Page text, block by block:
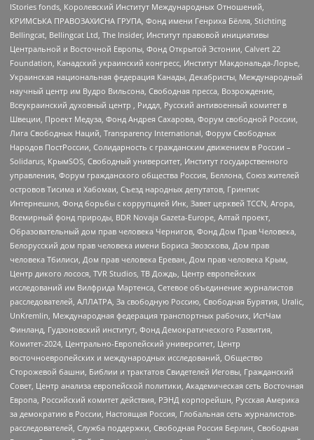
IStories fonds, Королевский Институт Международных Отношений,
КРИМСЬКА ПРАВОЗАХИСНА ГРУПА, Фонд имени Генриха Бёлля, Stichting
Bellingcat, Bellingcat Ltd, The Insider, Институт правовой инициативы
Центральной и Восточной Европы, Фонд Открытой Эстонии, Calvert 22
Foundation, Канадский украинский конгресс, Институт Макдональда-Лорье,
Украинская национальная федерация Канады, Декабристы, Международный
научный центр им Вудро Вильсона, Свободная пресса, Возрождение,
Всеукраинский духовный центр , Риддл, Русский антивоенный комитет в
Швеции, Проект Медуза, Фонд Андрея Сахарова, Форум свободной России,
Лига Свободных Наций, Transparеncy International, Форум Свободных
Народов ПостРоссии, Солидарность с гражданским движением в России –
Solidarus, КрымSOS, Свободный университет, Институт государственного
управления, Форум гражданского общества Россия, Беллона, Союз жителей
островов Тисима и Хабомаи, Съезд народных депутатов, Гринпис
Интернешнл, Фонд борьбы с коррупцией Инк, Завет церквей TCCN, Агора,
Всемирный фонд природы, BDR Novaja Gazeta-Europe, Алтай проект,
Образовательный дом прав человека Чернигов, Фонд Дом Прав Человека,
Белорусский дом прав человека имени Бориса Звозскова, Дом прав
человека Тбилиси, Дом прав человека Ереван, Дом прав человека Крым,
Центр дикого лосося, TVR Studios, ТВ Дождь, Центр европейских
исследований им Вилфрида Мартенса, Сетевое объединение журналистов
расследователей, АЛЛАТРА, За свободную Россию, Свободная Бурятия, Uralic,
UnKremlin, Международная федерация транспортных рабочих, ИстЧам
Финланд, Гудзоновский институт, Фонд Демократического Развития,
Комитет-2024, Центрально-Европейский университет, Центр
восточноевропейских и международных исследований, Общество
Сторожевой башни, Библии и трактатов Свидетелей Иеговы, Гражданский
Совет, Центр анализа европейской политики, Академическая сеть Восточная
Европа, Российский комитет действия, РЭНД корпорейшн, Русская Америка
за демократию в России, Настоящая Россия, Глобальная сеть журналистов-
расследователей, Служба поддержки, Свободная Россия Берлин, Свободная